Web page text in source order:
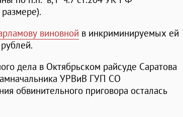
виновной в инкриминируемых ей
дела в Октябрьском райсуде Саратова
УРВиВ ГУП СО
обвинительного приговора осталась